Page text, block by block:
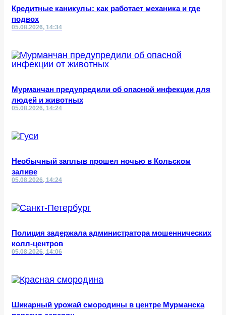
Кредитные каникулы: как работает механика и где
подвох
05.08.2026, 14:34
Мурманчан предупредили об опасной инфекции для
людей и животных
05.08.2026, 14:24
Необычный заплыв прошел ночью в Кольском
заливе
05.08.2026, 14:24
Полиция задержала администратора мошеннических
колл-центров
05.08.2026, 14:06
Шикарный урожай смородины в центре Мурманска